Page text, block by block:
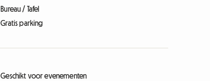
Bureau / Tafel
Gratis parking
Geschikt voor evenementen